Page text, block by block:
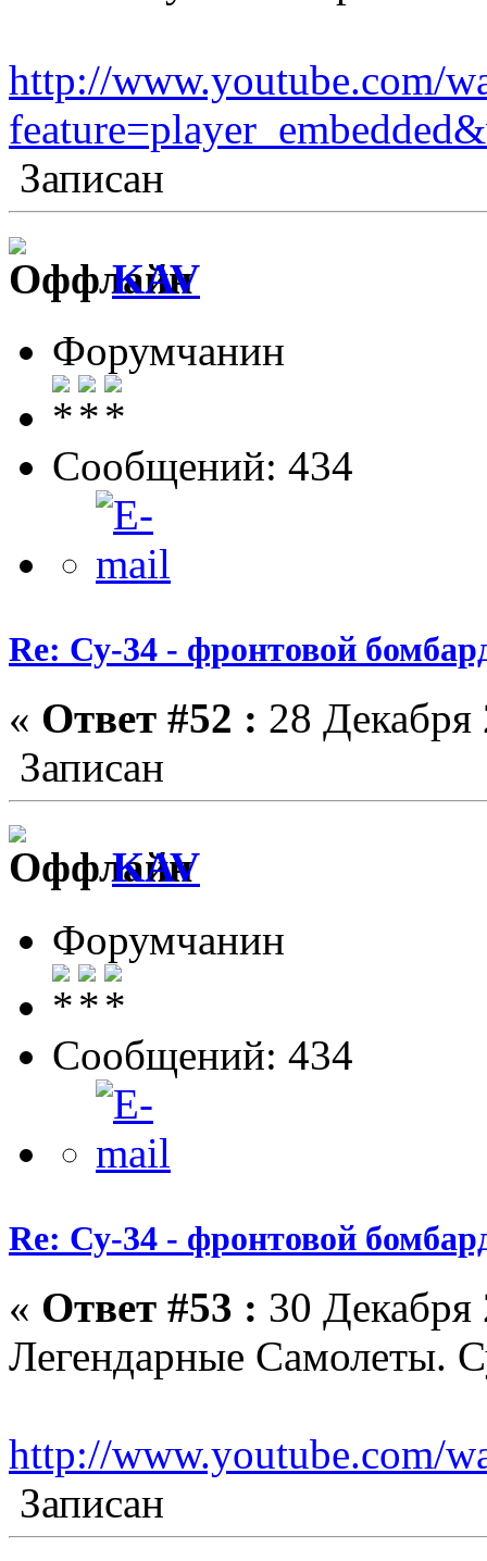
http://www.youtube.com/
Записан
KAV
Форумчанин
Сообщений: 434
Re: Су-34 - фронтовой
« Ответ #52 : 28
Записан
KAV
Форумчанин
Сообщений: 434
Re: Су-34 - фронтовой
« Ответ #53 : 30
Легендарные Самолеты.
http://www.youtube.com/
Записан